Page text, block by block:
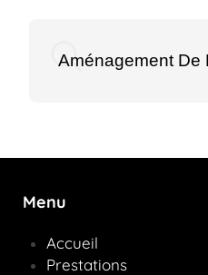
Aménagement De
Menu
Accueil
Prestations